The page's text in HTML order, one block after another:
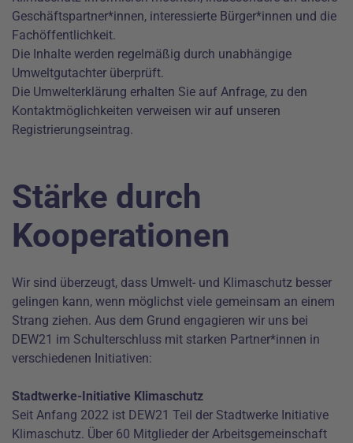
Geschäftspartner*innen, interessierte Bürger*innen und die
Fachöffentlichkeit.
Die Inhalte werden regelmäßig durch unabhängige
Umweltgutachter überprüft.
Die Umwelterklärung erhalten Sie auf Anfrage, zu den
Kontaktmöglichkeiten verweisen wir auf unseren
Registrierungseintrag.
Stärke durch
Kooperationen
Wir sind überzeugt, dass Umwelt- und Klimaschutz besser
gelingen kann, wenn möglichst viele gemeinsam an einem
Strang ziehen. Aus dem Grund engagieren wir uns bei
DEW21 im Schulterschluss mit starken Partner*innen in
verschiedenen Initiativen:
Stadtwerke-Initiative Klimaschutz
Seit Anfang 2022 ist DEW21 Teil der Stadtwerke Initiative
Klimaschutz. Über 60 Mitglieder der Arbeitsgemeinschaft